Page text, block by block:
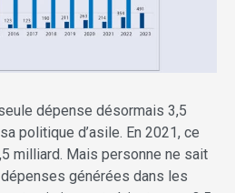
dépense désormais 3,5
politique d’asile. En 2021, ce
milliard. Mais personne ne sait
générées dans les